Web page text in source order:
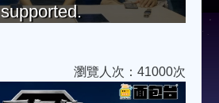
supported.
瀏覽人次：41000次